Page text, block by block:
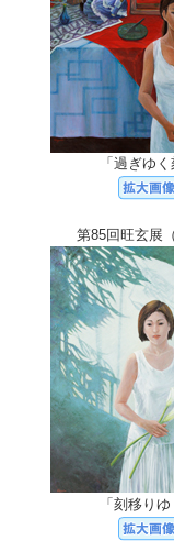
「過ぎゆ
第85回旺玄展
「刻移り